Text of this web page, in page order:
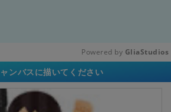
Powered by GliaStudios
ンバスに描いてください